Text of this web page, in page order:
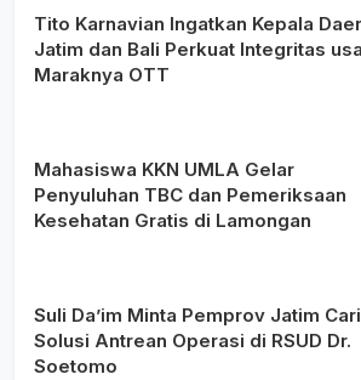
Tito Karnavian Ingatkan Kepala
Jatim dan Bali Perkuat Integritas
Maraknya OTT
Mahasiswa KKN UMLA Gelar
Penyuluhan TBC dan Pemeriksaan
Kesehatan Gratis di Lamongan
Suli Da’im Minta Pemprov Jatim Cari
Solusi Antrean Operasi di RSUD Dr.
Soetomo